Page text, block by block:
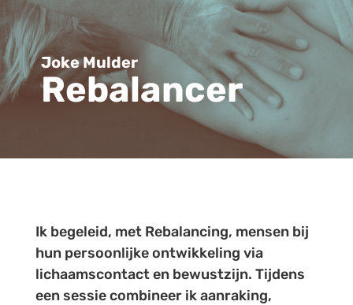
Joke Mulder
Rebalancer
Ik begeleid, met Rebalancing, mensen bij
hun persoonlijke ontwikkeling via
lichaamscontact en bewustzijn. Tijdens
een sessie combineer ik aanraking,